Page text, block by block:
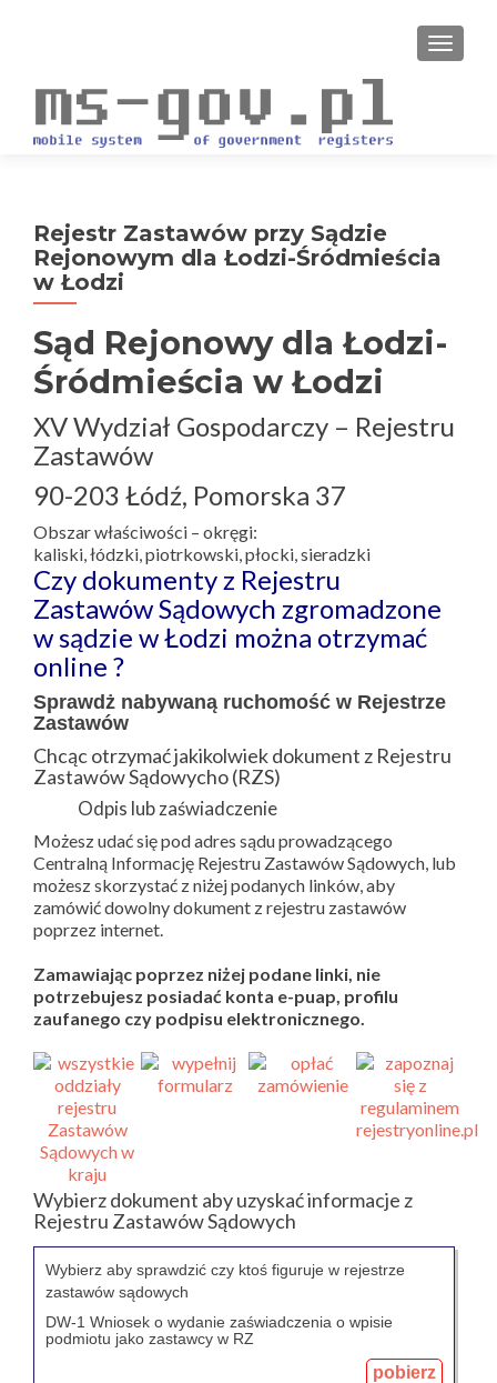
Rejestr Zastawów przy Sądzie
Rejonowym dla Łodzi-Śródmieścia
w Łodzi
Sąd Rejonowy dla Łodzi-
Śródmieścia w Łodzi
XV Wydział Gospodarczy – Rejestru
Zastawów
90-203 Łódź, Pomorska 37
Obszar właściwości – okręgi:
kaliski, łódzki, piotrkowski, płocki, sieradzki
Czy dokumenty z Rejestru
Zastawów Sądowych zgromadzone
w sądzie w Łodzi można otrzymać
online ?
Sprawdż nabywaną ruchomość w Rejestrze
Zastawów
Chcąc otrzymać jakikolwiek dokument z Rejestru
Zastawów Sądowycho (RZS)
Odpis lub zaświadczenie
Możesz udać się pod adres sądu prowadzącego
Centralną Informację Rejestru Zastawów Sądowych, lub
możesz skorzystać z niżej podanych linków, aby
zamówić dowolny dokument z rejestru zastawów
poprzez internet.
Zamawiając poprzez niżej podane linki, nie
potrzebujesz posiadać konta e-puap, profilu
zaufanego czy podpisu elektronicznego.
Wybierz dokument aby uzyskać informacje z
Rejestru Zastawów Sądowych
Wybierz aby sprawdzić czy ktoś figuruje w rejestrze
zastawów sądowych
DW-1 Wniosek o wydanie zaświadczenia o wpisie
podmiotu jako zastawcy w RZ
pobierz